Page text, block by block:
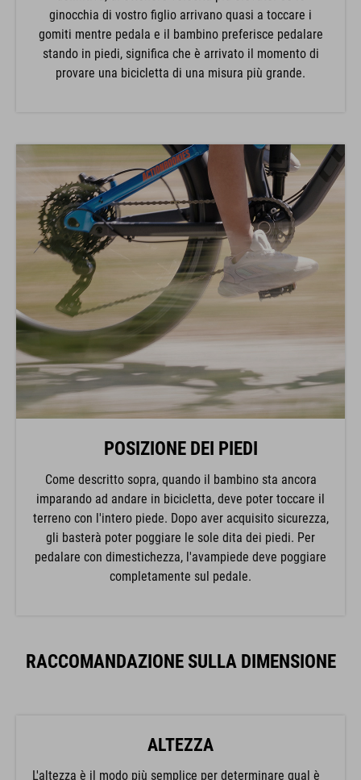
ginocchia di vostro figlio arrivano quasi a toccare i
gomiti mentre pedala e il bambino preferisce pedalare
stando in piedi, significa che è arrivato il momento di
provare una bicicletta di una misura più grande.
POSIZIONE DEI PIEDI
Come descritto sopra, quando il bambino sta ancora
imparando ad andare in bicicletta, deve poter toccare il
terreno con l'intero piede. Dopo aver acquisito sicurezza,
gli basterà poter poggiare le sole dita dei piedi. Per
pedalare con dimestichezza, l'avampiede deve poggiare
completamente sul pedale.
RACCOMANDAZIONE SULLA DIMENSIONE
ALTEZZA
L'altezza è il modo più semplice per determinare qual è